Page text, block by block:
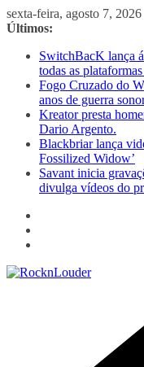
Pular
para
conteúdo
sexta-feira, agosto 7, 2026
Últimos:
SwitchBacK lança
todas as
Fogo Cruzado do
anos de guerra
Kreator presta
Dario Argento.
Blackbriar lança
Fossilized Widow’
Savant inicia
divulga vídeos do